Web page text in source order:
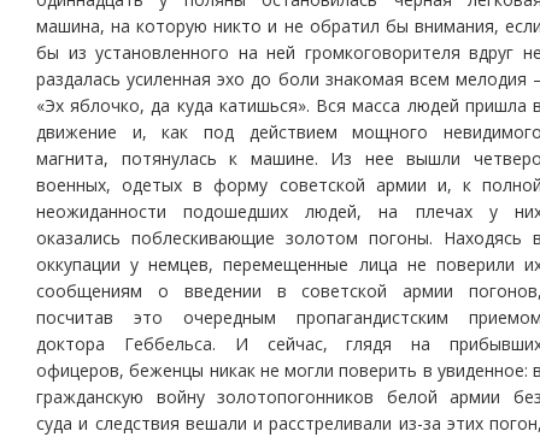
машина, на которую никто и не обратил бы внимания,
бы из установленного на ней громкоговорителя вдруг
раздалась усиленная эхо до боли знакомая всем мелодия
«Эх яблочко, да куда катишься». Вся масса людей пришла
движение и, как под действием мощного
магнита, потянулась к машине. Из нее вышли
военных, одетых в форму советской армии и, к
неожиданности подошедших людей, на плечах у
оказались поблескивающие золотом погоны. Находясь
оккупации у немцев, перемещенные лица не поверили
сообщениям о введении в советской армии
посчитав это очередным пропагандистским
доктора Геббельса. И сейчас, глядя на
офицеров, беженцы никак не могли поверить в увиденное:
гражданскую войну золотопогонников белой армии
суда и следствия вешали и расстреливали из-за этих